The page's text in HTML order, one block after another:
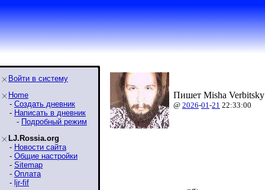
Войти в систему
Home
- Создать дневник
- Написать в дневник
- Подробный режим
LJ.Rossia.org
- Новости сайта
- Общие настройки
- Sitemap
- Оплата
- ljr-fif
Пишет Misha
@ 2026-01-21 22:33:00